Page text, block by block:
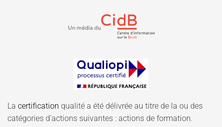
La certification qualité a été délivrée au titre de la ou des
catégories d'actions suivantes : actions de formation.